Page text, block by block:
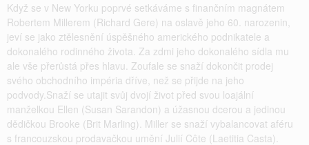
Když se v New Yorku poprvé setkáváme s finančním magnátem
Robertem Millerem (Richard Gere) na oslavě jeho 60. narozenin,
jeví se jako ztělesnění úspěšného amerického podnikatele a
dokonalého rodinného života. Za zdmi jeho dokonalého sídla mu
ale vše přerůstá přes hlavu. Zoufale se snaží dokončit prodej
svého obchodního impéria dříve, než se přijde na jeho
podvody.Snaží se utajit svůj dvojí život před svou loajální
manželkou Ellen (Susan Sarandon) a úžasnou dcerou a jedinou
dědičkou Brooke (Brit Marling). Miller se snaží vybalancovat aféru
s francouzskou prodavačkou umění Julií Côte (Laetitia Casta).